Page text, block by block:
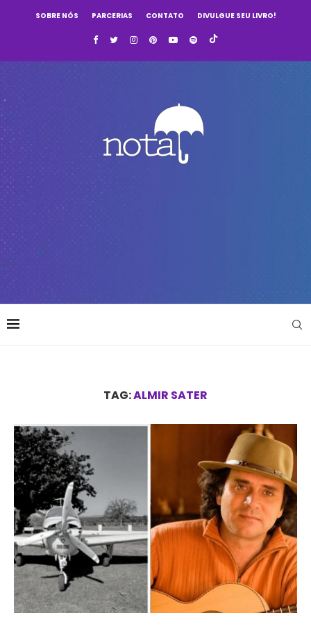
SOBRE NÓS PARCERIAS CONTATO DIVULGUE SEU LIVRO!
TAG:ALMIR SATER